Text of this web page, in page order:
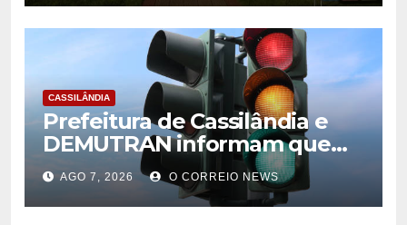
CASSILÂNDIA
Prefeitura de Cassilândia e
DEMUTRAN informam que
semáforo entre as ruas Amin
José e Antônio Paulino
entrou em funcionamento
AGO 7, 2026 O CORREIO NEWS